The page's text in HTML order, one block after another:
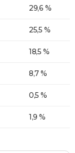
29,6 %
25,5 %
18,5 %
8,7 %
0,5 %
1,9 %